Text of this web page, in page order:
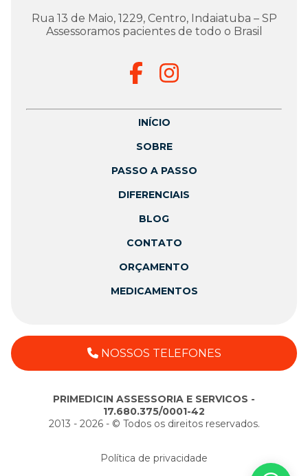
Rua 13 de Maio, 1229, Centro, Indaiatuba – SP
Assessoramos pacientes de todo o Brasil
INÍCIO
SOBRE
PASSO A PASSO
DIFERENCIAIS
BLOG
CONTATO
ORÇAMENTO
MEDICAMENTOS
NOSSOS TELEFONES
PRIMEDICIN ASSESSORIA E SERVICOS -
17.680.375/0001-42
2013 - 2026 - ©️ Todos os direitos reservados.
Política de privacidade